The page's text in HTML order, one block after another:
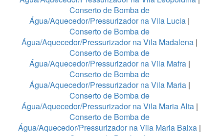
Conserto de Bomba de
Água/Aquecedor/Pressurizador na Vila Lucia |
Conserto de Bomba de
Água/Aquecedor/Pressurizador na Vila Madalena |
Conserto de Bomba de
Água/Aquecedor/Pressurizador na Vila Mafra |
Conserto de Bomba de
Água/Aquecedor/Pressurizador na Vila Maria|
Conserto de Bomba de
Água/Aquecedor/Pressurizador na Vila Maria Alta|
Conserto de Bomba de
Água/Aquecedor/Pressurizador na Vila Maria Baixa |